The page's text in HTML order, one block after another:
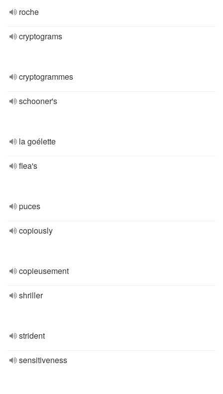
roche
cryptograms
cryptogrammes
schooner's
la goélette
flea's
puces
copiously
copieusement
shriller
strident
sensitiveness